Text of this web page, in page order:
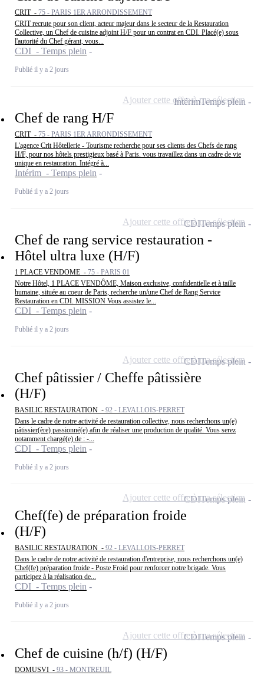
CRIT - 75 - PARIS 1ER ARRONDISSEMENT
CRIT recrute pour son client, acteur majeur dans le secteur de la Restauration
Collective, un Chef de cuisine adjoint H/F pour un contrat en CDI. Placé(e) sous
l'autorité du Chef gérant, vous...
CDI - Temps plein
Publié il y a 2 jours
Chef de rang H/F
CRIT - 75 - PARIS 1ER ARRONDISSEMENT
L'agence Crit Hôtellerie - Tourisme recherche pour ses clients des Chefs de rang
H/F, pour nos hôtels prestigieux basé à Paris. vous travaillez dans un cadre de vie
unique en restauration. Intégré à...
Intérim - Temps plein
Publié il y a 2 jours
IntérimTemps plein
Ajouter cette offre à ma sélection
Chef de rang service restauration -
Hôtel ultra luxe (H/F)
1 PLACE VENDOME - 75 - PARIS 01
Notre Hôtel, 1 PLACE VENDÔME, Maison exclusive, confidentielle et à taille
humaine, située au coeur de Paris, recherche un/une Chef de Rang Service
Restauration en CDI. MISSION Vous assistez le...
CDI - Temps plein
Publié il y a 2 jours
CDITemps plein
Ajouter cette offre à ma sélection
Chef pâtissier / Cheffe pâtissière
(H/F)
BASILIC RESTAURATION - 92 - LEVALLOIS-PERRET
Dans le cadre de notre activité de restauration collective, nous recherchons un(e)
pâtissier(ère) passionné(e) afin de réaliser une production de qualité. Vous serez
notamment chargé(e) de : -...
CDI - Temps plein
Publié il y a 2 jours
CDITemps plein
Ajouter cette offre à ma sélection
Chef(fe) de préparation froide
(H/F)
BASILIC RESTAURATION - 92 - LEVALLOIS-PERRET
Dans le cadre de notre activité de restauration d'entreprise, nous recherchons un(e)
Chef(fe) préparation froide - Poste Froid pour renforcer notre brigade. Vous
participez à la réalisation de...
CDI - Temps plein
Publié il y a 2 jours
CDITemps plein
Ajouter cette offre à ma sélection
Chef de cuisine (h/f) (H/F)
DOMUSVI - 93 - MONTREUIL
CDITemps plein
Ajouter cette offre à ma sélection